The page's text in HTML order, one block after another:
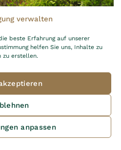
verwalten
beste Erfahrung auf unserer
helfen Sie uns, Inhalte zu
zu erstellen.
anpassen